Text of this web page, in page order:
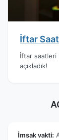
İftar
İftar saatleri
açıkladık!
İmsak vakti: